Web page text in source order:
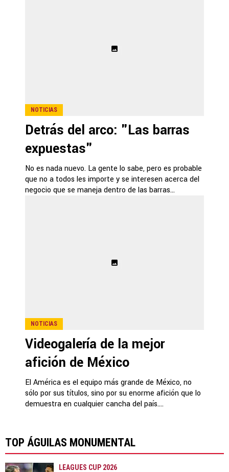
NOTICIAS
Detrás del arco: "Las barras
expuestas"
No es nada nuevo. La gente lo sabe, pero es probable
que no a todos les importe y se interesen acerca del
negocio que se maneja dentro de las barras...
NOTICIAS
Videogalería de la mejor
afición de México
El América es el equipo más grande de México, no
sólo por sus títulos, sino por su enorme afición que lo
demuestra en cualquier cancha del país....
TOP ÁGUILAS MONUMENTAL
LEAGUES CUP 2026